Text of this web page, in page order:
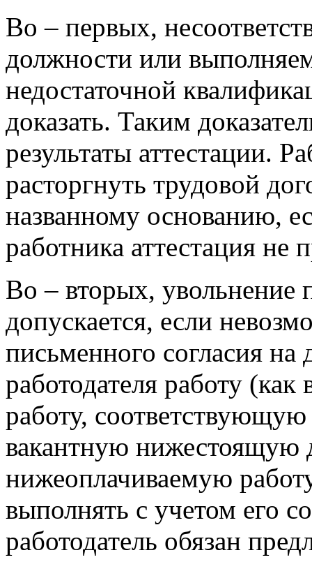
Во – первых,
должности или
недостаточной
доказать. Таким
результаты аттестации.
расторгнуть трудовой
названному основанию,
работника аттестация не
Во – вторых, увольнение
допускается, если
письменного согласия
работодателя работу
работу,
вакантную нижестоящую
нижеоплачиваемую
выполнять с учетом его
работодатель обязан